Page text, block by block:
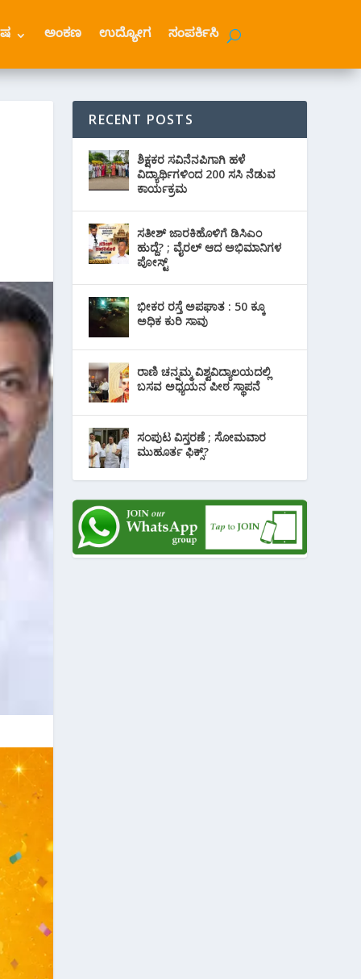
ಅಂಕಣ ಉದ್ಯೋಗ ಸಂಪರ್ಕಿಸಿ
RECENT POSTS
ಶಿಕ್ಷಕರ ಸವಿನೆನಪಿಗಾಗಿ ಹಳೆ
ವಿದ್ಯಾರ್ಥಿಗಳಿಂದ 200 ಸಸಿ ನೆಡುವ
ಕಾರ್ಯಕ್ರಮ
ಸತೀಶ್ ಜಾರಕಿಹೊಳಿಗೆ ಡಿಸಿಎಂ
ಹುದ್ದೆ? ; ವೈರಲ್ ಆದ ಅಭಿಮಾನಿಗಳ
ಪೋಸ್ಟ್
ಭೀಕರ ರಸ್ತೆ ಅಪಘಾತ : 50 ಕ್ಕೂ
ಅಧಿಕ ಕುರಿ ಸಾವು
ರಾಣಿ ಚನ್ನಮ್ಮ ವಿಶ್ವವಿದ್ಯಾಲಯದಲ್ಲಿ
ಬಸವ ಅಧ್ಯಯನ ಪೀಠ ಸ್ಥಾಪನೆ
ಸಂಪುಟ ವಿಸ್ತರಣೆ ; ಸೋಮವಾರ
ಮುಹೂರ್ತ ಫಿಕ್ಸ್?